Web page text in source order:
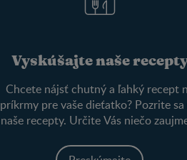
Vyskúšajte naše
Chcete nájsť chutný a ľahký recept
príkrmy pre vaše dieťatko? Pozrite sa
naše recepty. Určite Vás niečo